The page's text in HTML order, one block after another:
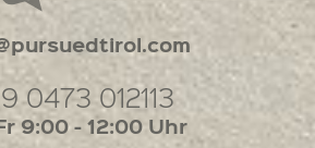
0473 012113
9:00 - 12:00 Uhr